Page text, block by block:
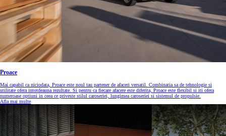
Proace
Mai capabil ca niciodata, Proace este noul tau partener de afaceri versatil. Combinatia sa de tehnologie si
utilitate ofera intotdeauna rezultate. Si pentru ca fiecare afacere este diferita, Proace este flexibil si iti ofera
numeroase optiuni in ceea ce priveste stilul caroseriei, lungimea caroseriei si sistemul de propulsie.
Afla mai multe